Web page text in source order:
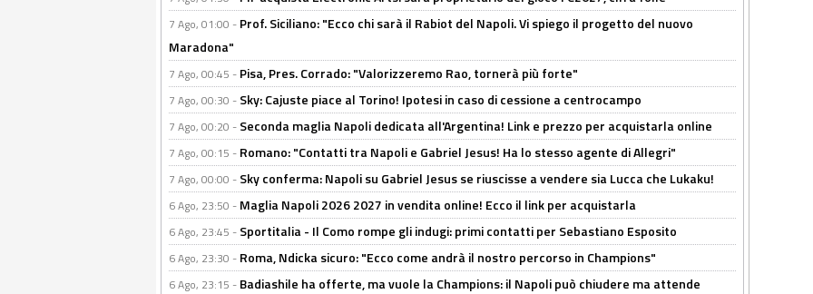
7 Ago, 01:00 - Prof. Siciliano: "Ecco chi sarà il Rabiot del Napoli. Vi spiego il progetto del nuovo
Maradona"
7 Ago, 00:45 - Pisa, Pres. Corrado: "Valorizzeremo Rao, tornerà più forte"
7 Ago, 00:30 - Sky: Cajuste piace al Torino! Ipotesi in caso di cessione a centrocampo
7 Ago, 00:20 - Seconda maglia Napoli dedicata all'Argentina! Link e prezzo per acquistarla online
7 Ago, 00:15 - Romano: "Contatti tra Napoli e Gabriel Jesus! Ha lo stesso agente di Allegri"
7 Ago, 00:00 - Sky conferma: Napoli su Gabriel Jesus se riuscisse a vendere sia Lucca che Lukaku!
6 Ago, 23:50 - Maglia Napoli 2026 2027 in vendita online! Ecco il link per acquistarla
6 Ago, 23:45 - Sportitalia - Il Como rompe gli indugi: primi contatti per Sebastiano Esposito
6 Ago, 23:30 - Roma, Ndicka sicuro: "Ecco come andrà il nostro percorso in Champions"
6 Ago, 23:15 - Badiashile ha offerte, ma vuole la Champions: il Napoli può chiudere ma attende